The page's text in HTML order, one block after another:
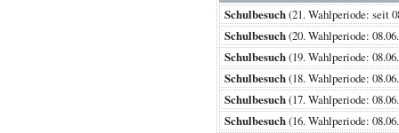
Schulbesuch(21. Wahlperiode:
Schulbesuch(20. Wahlperiode:
Schulbesuch(19. Wahlperiode:
Schulbesuch(18. Wahlperiode:
Schulbesuch(17. Wahlperiode:
Schulbesuch(16. Wahlperiode: